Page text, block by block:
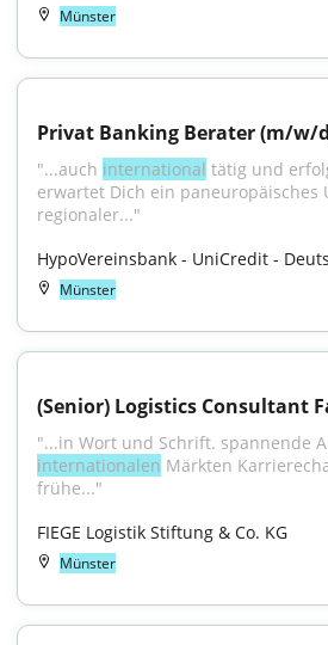
Münster
Privat Banking Berater (m/w/
"...auch international tätig und
erwartet Dich ein paneuropäisches
regionaler..."
HypoVereinsbank - UniCredit -
Münster
(Senior) Logistics Consultant
internationalen Märkten
frühe..."
FIEGE Logistik Stiftung & Co. KG
Münster